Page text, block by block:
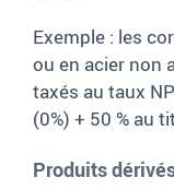
Exemple : les
ou en acier non
taxés au taux
(0%) + 50 % au
Produits